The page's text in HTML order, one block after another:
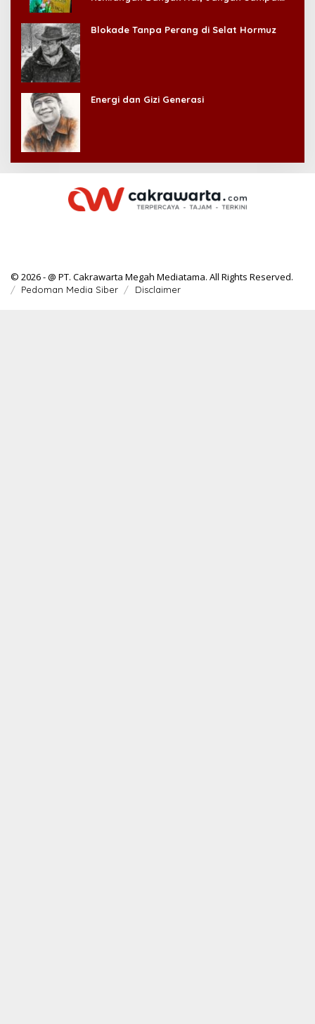
Blokade Tanpa Perang di Selat Hormuz
Energi dan Gizi Generasi
© 2026 - @ PT. Cakrawarta Megah Mediatama. All Rights Reserved.
Pedoman Media Siber Disclaimer